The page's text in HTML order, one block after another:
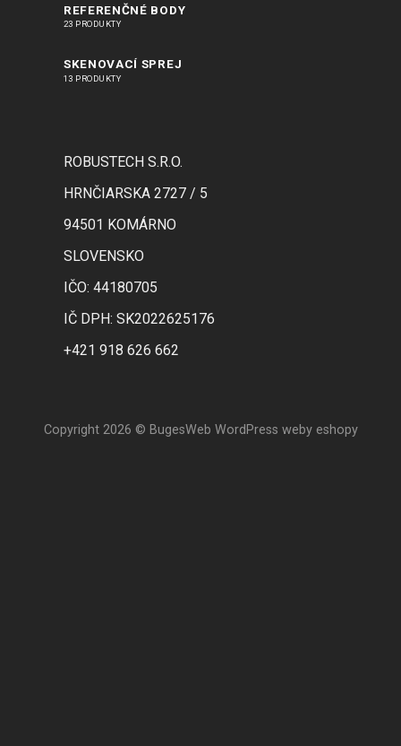
REFERENČNÉ BODY
23 PRODUKTY
SKENOVACÍ SPREJ
13 PRODUKTY
ROBUSTECH S.R.O.
HRNČIARSKA 2727 / 5
94501 KOMÁRNO
SLOVENSKO
IČO: 44180705
IČ DPH: SK2022625176
+421 918 626 662
Copyright 2026 © BugesWeb WordPress weby eshopy